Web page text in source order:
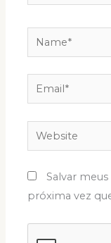
Name*
Email*
Website
Salvar
próxima vez